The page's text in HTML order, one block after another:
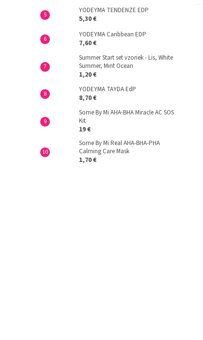
YODEYMA TENDENZE EDP
5,30 €
YODEYMA Caribbean EDP
7,60 €
Summer Start set vzoriek - Lis, White
Summer, Mint Ocean
1,20 €
YODEYMA TAYDA EdP
8,70 €
Some By Mi AHA-BHA Miracle AC SOS
Kit
19 €
Some By Mi Real AHA-BHA-PHA
Calming Care Mask
1,70 €